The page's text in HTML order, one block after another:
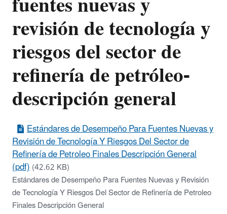
revisión de tecnología y
riesgos del sector de
refinería de petróleo-
descripción general
Estándares de Desempeño Para Fuentes Nuevas y
Revisión de Tecnología Y Riesgos Del Sector de
Refinería de Petroleo Finales Descripción General
(pdf)(42.62 KB)
Estándares de Desempeño Para Fuentes Nuevas y Revisión
de Tecnología Y Riesgos Del Sector de Refinería de Petroleo
Finales Descripción General